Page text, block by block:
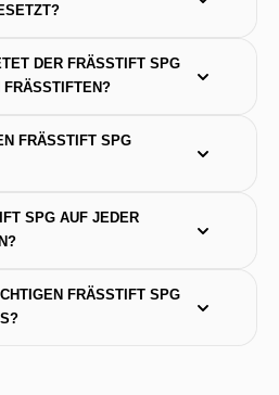
DER FRÄSSTIFT SPG
FRÄSSTIFTEN?
FRÄSSTIFT SPG
SPG AUF JEDER
FRÄSSTIFT SPG